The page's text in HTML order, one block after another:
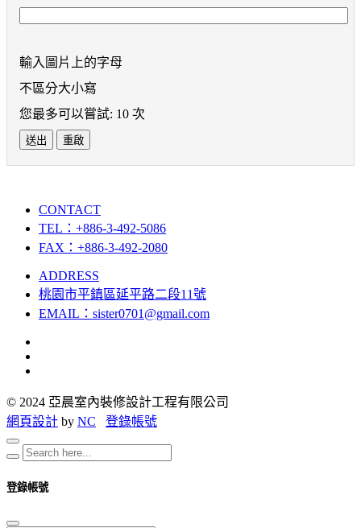
輸入圖片上的字母
不區分大小寫
您最多可以嘗試: 10 次
送出 重啟
CONTACT
TEL：+886-3-492-5086
FAX：+886-3-492-2080
ADDRESS
桃園市平鎮區延平路二段11號
EMAIL：sister0701@gmail.com
© 2024 亞晨室內裝修設計工程有限公司
網頁設計 by NC 登錄帳號
登錄帳號